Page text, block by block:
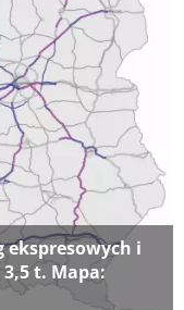
ekspresowych i
t. Mapa: